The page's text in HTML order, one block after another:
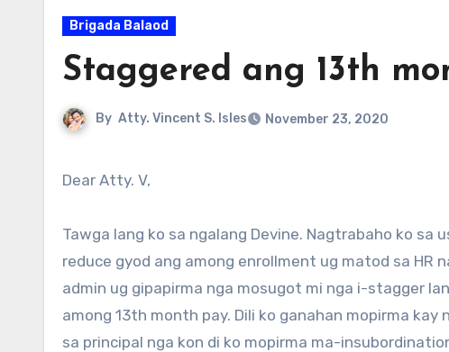
Brigada Balaod
Staggered ang 13th
By Atty. Vincent S. Isles November 23, 2020
Dear Atty. V,
Tawga lang ko sa ngalang Devine. Nagtrabaho ko sa
reduce gyod ang among enrollment ug matod sa HR
admin ug gipapirma nga mosugot mi nga i-stagger
among 13th month pay. Dili ko ganahan mopirma
sa principal nga kon di ko mopirma ma-